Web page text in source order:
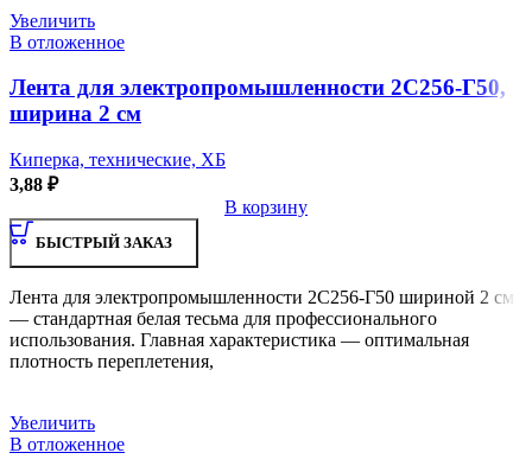
Увеличить
В отложенное
Лента для электропромышленности 2С256-Г50,
ширина 2 см
Киперка, технические, ХБ
3,88 ₽
В корзину
БЫСТРЫЙ ЗАКАЗ
Лента для электропромышленности 2С256-Г50 шириной 2 см
— стандартная белая тесьма для профессионального
использования. Главная характеристика — оптимальная
плотность переплетения,
Увеличить
В отложенное